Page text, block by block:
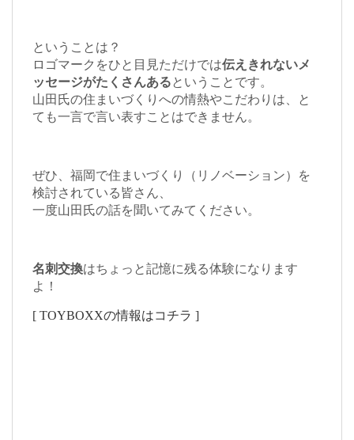
ということは？
ロゴマークをひと目見ただけでは伝えきれないメ
ッセージがたくさんあるということです。
山田氏の住まいづくりへの情熱やこだわりは、と
ても一言で言い表すことはできません。
ぜひ、福岡で住まいづくり（リノベーション）を
検討されている皆さん、
一度山田氏の話を聞いてみてください。
名刺交換はちょっと記憶に残る体験になります
よ！
[ TOYBOXXの情報はコチラ ]